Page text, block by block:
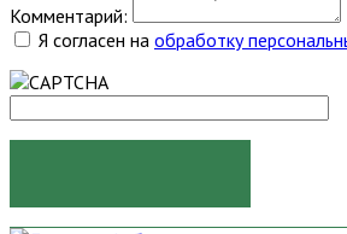
Комментарий:
Я согласен на обработку